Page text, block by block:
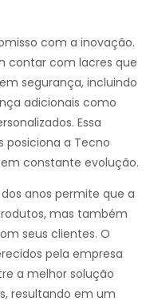
com a inovação.
contar com lacres que
segurança, incluindo
adicionais como
Essa
posiciona a Tecno
constante evolução.
anos permite que a
mas também
seus clientes. O
pela empresa
a melhor solução
resultando em um